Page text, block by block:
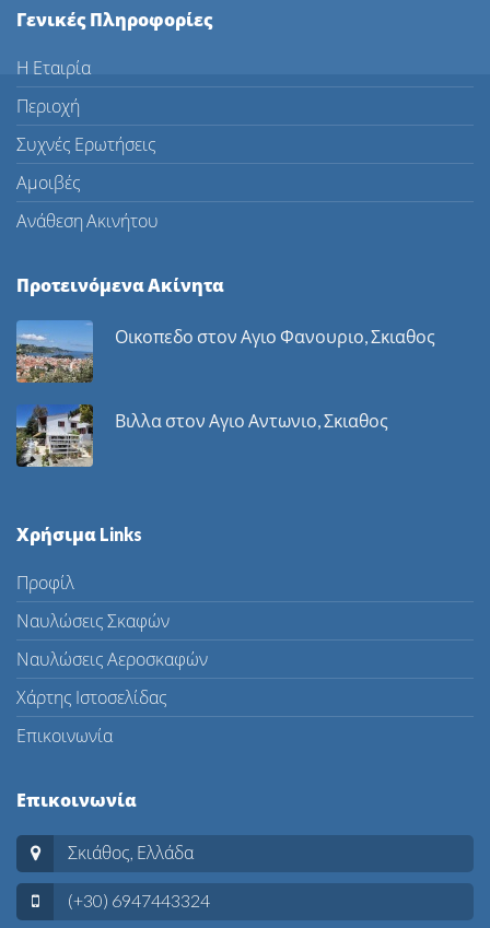
Γενικές Πληροφορίες
Η Εταιρία
Περιοχή
Συχνές Ερωτήσεις
Αμοιβές
Ανάθεση Ακινήτου
Προτεινόμενα Ακίνητα
Οικοπεδο στον Αγιο Φανουριο, Σκιαθος
Βιλλα στον Αγιο Αντωνιο, Σκιαθος
Χρήσιμα Links
Προφίλ
Ναυλώσεις Σκαφών
Ναυλώσεις Αεροσκαφών
Χάρτης Ιστοσελίδας
Επικοινωνία
Επικοινωνία
Σκιάθος, Ελλάδα
(+30) 6947443324